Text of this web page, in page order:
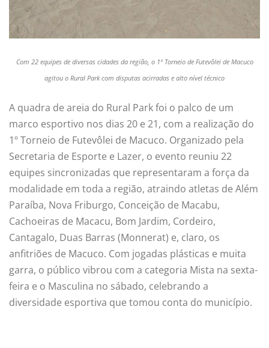
Com 22 equipes de diversas cidades da região, o 1º Torneio de Futevôlei de Macuco
agitou o Rural Park com disputas acirradas e alto nível técnico
A quadra de areia do Rural Park foi o palco de um
marco esportivo nos dias 20 e 21, com a realização do
1º Torneio de Futevôlei de Macuco. Organizado pela
Secretaria de Esporte e Lazer, o evento reuniu 22
equipes sincronizadas que representaram a força da
modalidade em toda a região, atraindo atletas de Além
Paraíba, Nova Friburgo, Conceição de Macabu,
Cachoeiras de Macacu, Bom Jardim, Cordeiro,
Cantagalo, Duas Barras (Monnerat) e, claro, os
anfitriões de Macuco. Com jogadas plásticas e muita
garra, o público vibrou com a categoria Mista na sexta-
feira e o Masculina no sábado, celebrando a
diversidade esportiva que tomou conta do município.